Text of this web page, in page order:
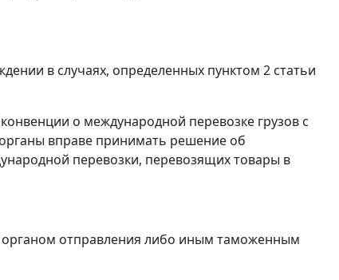
в случаях, определенных пунктом 2 статьи
о международной перевозке грузов с
вправе принимать решение об
перевозки, перевозящих товары в
отправления либо иным таможенным